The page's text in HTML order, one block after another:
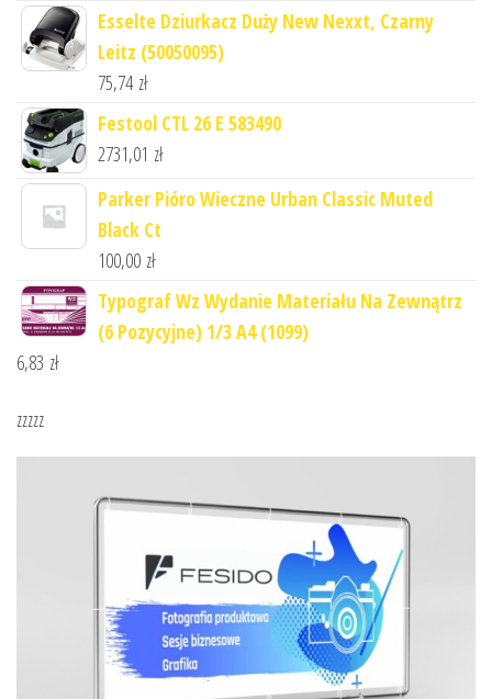
Esselte Dziurkacz Duży New Nexxt, Czarny
Leitz (50050095)
75,74 zł
Festool CTL 26 E 583490
2731,01 zł
Parker Pióro Wieczne Urban Classic Muted
Black Ct
100,00 zł
Typograf Wz Wydanie Materiału Na Zewnątrz
(6 Pozycyjne) 1/3 A4 (1099)
6,83 zł
zzzzz